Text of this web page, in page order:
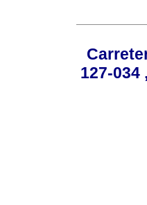
127-034